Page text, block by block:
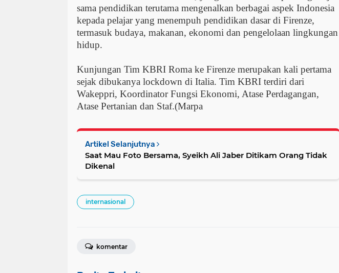
sama pendidikan terutama mengenalkan berbagai aspek Indonesia
kepada pelajar yang menempuh pendidikan dasar di Firenze,
termasuk budaya, makanan, ekonomi dan pengelolaan lingkungan
hidup.
Kunjungan Tim KBRI Roma ke Firenze merupakan kali pertama
sejak dibukanya lockdown di Italia. Tim KBRI terdiri dari
Wakeppri, Koordinator Fungsi Ekonomi, Atase Perdagangan,
Atase Pertanian dan Staf.(Marpa
Artikel Selanjutnya
Saat Mau Foto Bersama, Syeikh Ali Jaber Ditikam Orang Tidak
Dikenal
internasional
komentar